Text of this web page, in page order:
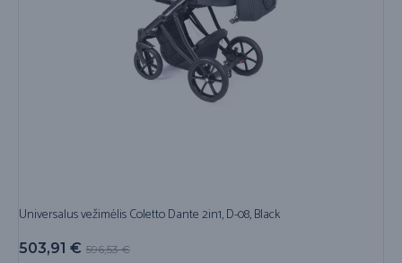
Universalus vežimėlis Coletto Dante 2in1, D-08, Black
596,53€
503,91 €